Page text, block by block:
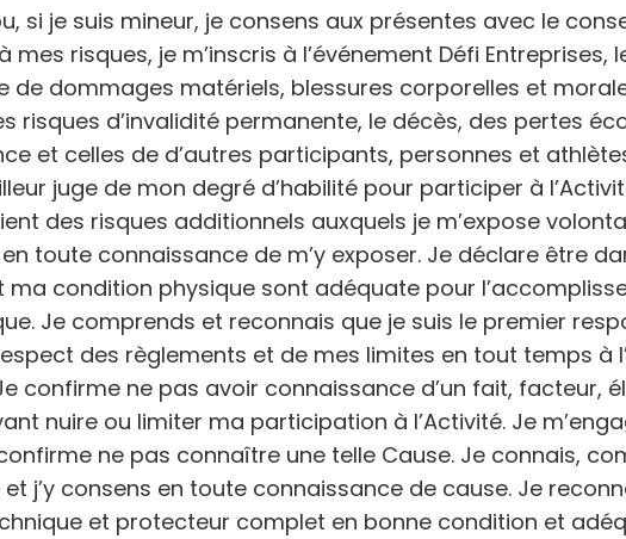
si je suis mineur, je consens aux présentes avec le
mes risques, je m’inscris à l’événement Défi
de dommages matériels, blessures corporelles et
d’invalidité permanente, le décès, des pertes
et celles de d’autres participants, personnes et
juge de mon degré d’habilité pour participer à
des risques additionnels auxquels je m’expose
toute connaissance de m’y exposer. Je déclare être
condition physique sont adéquate pour
Je comprends et reconnais que je suis le premier
des règlements et de mes limites en tout temps à
confirme ne pas avoir connaissance d’un fait, facteur,
nuire ou limiter ma participation à l’Activité. Je
ne pas connaître une telle Cause. Je connais,
j’y consens en toute connaissance de cause. Je
et protecteur complet en bonne condition et